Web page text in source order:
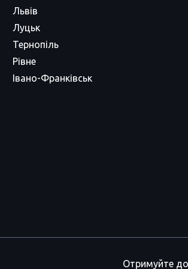
Львів
Луцьк
Тернопіль
Рівне
Івано-Франківськ
Отримуйте